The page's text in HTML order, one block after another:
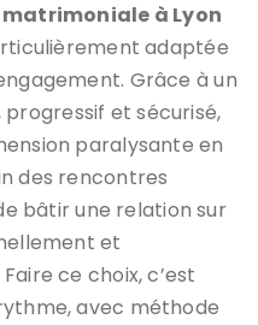
à Lyon
adaptée
Grâce à un
et sécurisé,
paralysante en
des rencontres
bâtir une relation sur
et
ce choix, c’est
avec méthode